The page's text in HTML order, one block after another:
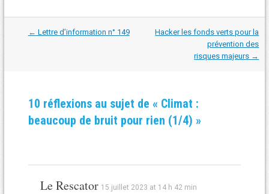
Navigation
dans
← Lettre d’information n° 149
Hacker les fonds verts pour la
prévention des
risques majeurs →
10 réflexions au sujet de « Climat :
beaucoup de bruit pour rien (1/4) »
Le Rescator 15 juillet 2023 at 14 h 42 min